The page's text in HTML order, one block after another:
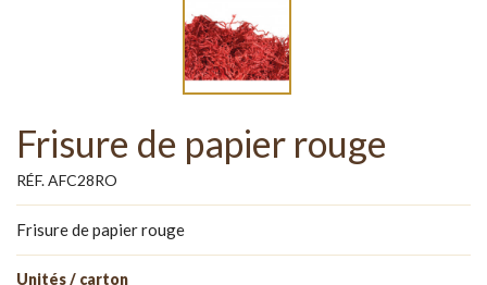
Frisure de papier rouge
RÉF. AFC28RO
Frisure de papier rouge
Unités / carton